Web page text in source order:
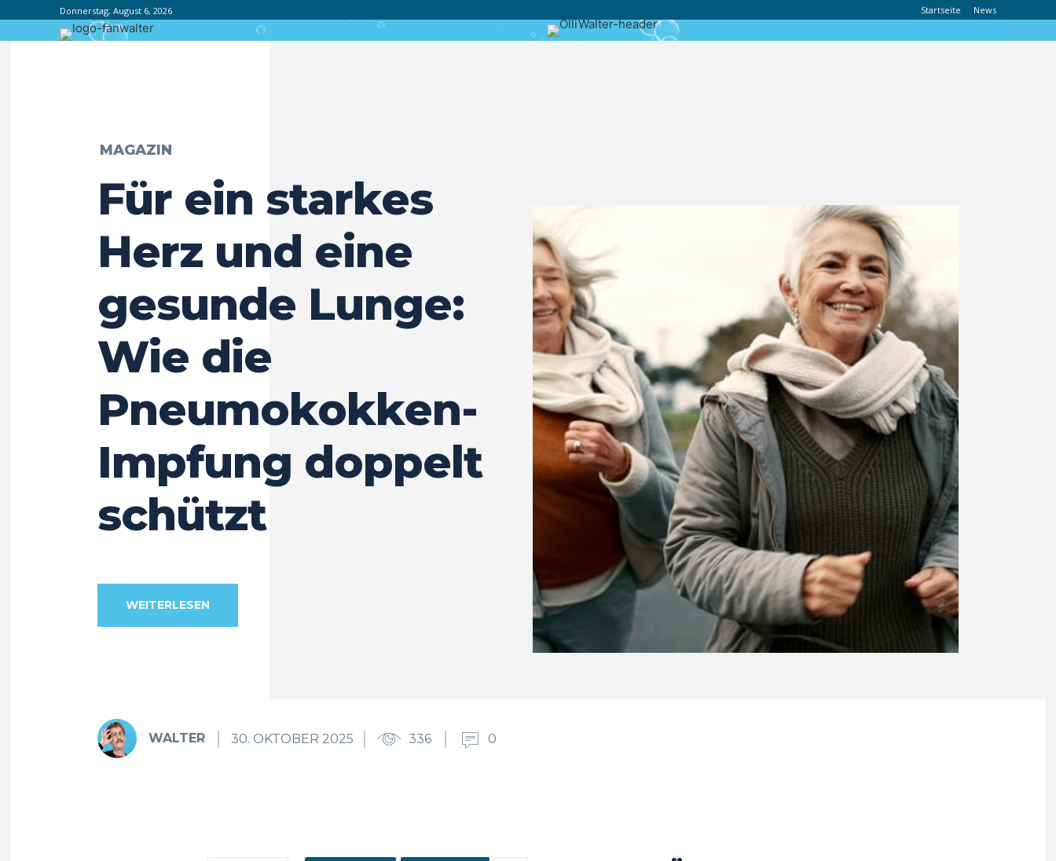
Donnerstag, August 6, 2026 Startseite News
MAGAZIN
Für ein starkes
Herz und eine
gesunde Lunge:
Wie die
Pneumokokken-
Impfung doppelt
schützt
WEITERLESEN
WALTER 30. OKTOBER 2025 336 0